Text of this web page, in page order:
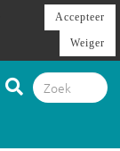
Accepteer
Weiger